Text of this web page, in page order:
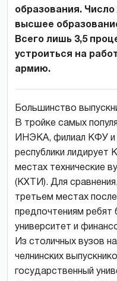
образования.
высшее
Всего лишь 3,5
устроиться на
армию.
Большинство
В тройке самых
ИНЭКА, филиал КФУ
республики лидирует
местах технические
(КХТИ). Для
третьем местах
предпочтениям ребят
университет и
Из столичных вузов
челнинских
государственный